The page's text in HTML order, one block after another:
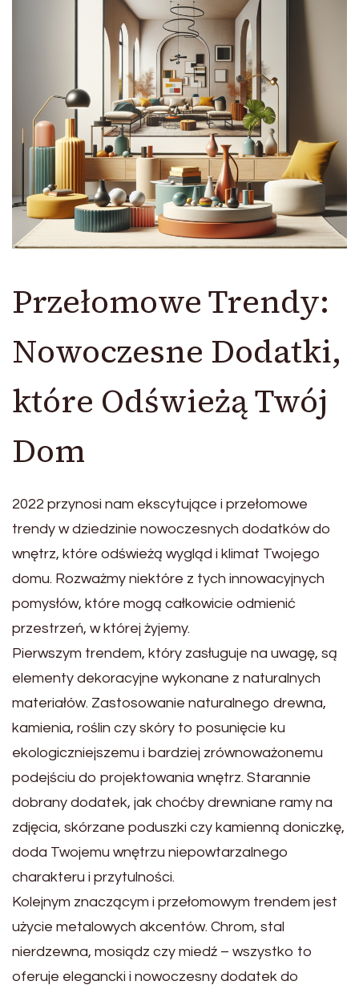
Przełomowe Trendy:
Nowoczesne Dodatki,
które Odświeżą Twój
Dom
2022 przynosi nam ekscytujące i przełomowe
trendy w dziedzinie nowoczesnych dodatków do
wnętrz, które odświeżą wygląd i klimat Twojego
domu. Rozważmy niektóre z tych innowacyjnych
pomysłów, które mogą całkowicie odmienić
przestrzeń, w której żyjemy.
Pierwszym trendem, który zasługuje na uwagę, są
elementy dekoracyjne wykonane z naturalnych
materiałów. Zastosowanie naturalnego drewna,
kamienia, roślin czy skóry to posunięcie ku
ekologiczniejszemu i bardziej zrównoważonemu
podejściu do projektowania wnętrz. Starannie
dobrany dodatek, jak choćby drewniane ramy na
zdjęcia, skórzane poduszki czy kamienną doniczkę,
doda Twojemu wnętrzu niepowtarzalnego
charakteru i przytulności.
Kolejnym znaczącym i przełomowym trendem jest
użycie metalowych akcentów. Chrom, stal
nierdzewna, mosiądz czy miedź – wszystko to
oferuje elegancki i nowoczesny dodatek do